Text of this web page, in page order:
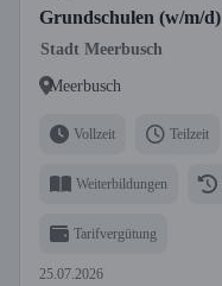
Grundschulen (w/m/d)
Stadt Meerbusch
Meerbusch
Vollzeit Teilzeit
Weiterbildungen
Tarifvergütung
25.07.2026